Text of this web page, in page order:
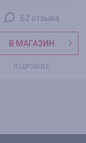
62 отзыва
В МАГАЗИН
ПОДРОБНЕЕ